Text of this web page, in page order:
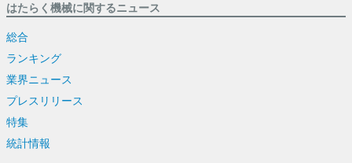
はたらく機械に関するニュース
総合
ランキング
業界ニュース
プレスリリース
特集
統計情報